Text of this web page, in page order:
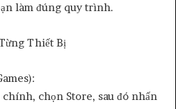
làm đúng quy trình.
Thiết Bị
chọn Store, sau đó nhấn